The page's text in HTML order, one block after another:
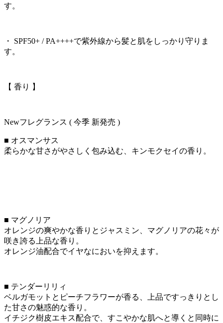
す。
・ SPF50+ / PA++++で紫外線から髪と肌をしっかり守りま
す。
【 香り 】
Newフレグランス ( 今季 新発売 )
■ オスマンサス
柔らかな甘さがやさしく包み込む、キンモクセイの香り。
■ マグノリア
オレンジの爽やかな香りとジャスミン、マグノリアの花々が
咲き誇る上品な香り。
オレンジ油配合でイヤなにおいを抑えます。
■ テンダーリリィ
ベルガモットとピーチフラワーが香る、上品ですっきりとし
た甘さの魅惑的な香り。
イチジク樹皮エキス配合で、すこやかな肌へと導くと同時に